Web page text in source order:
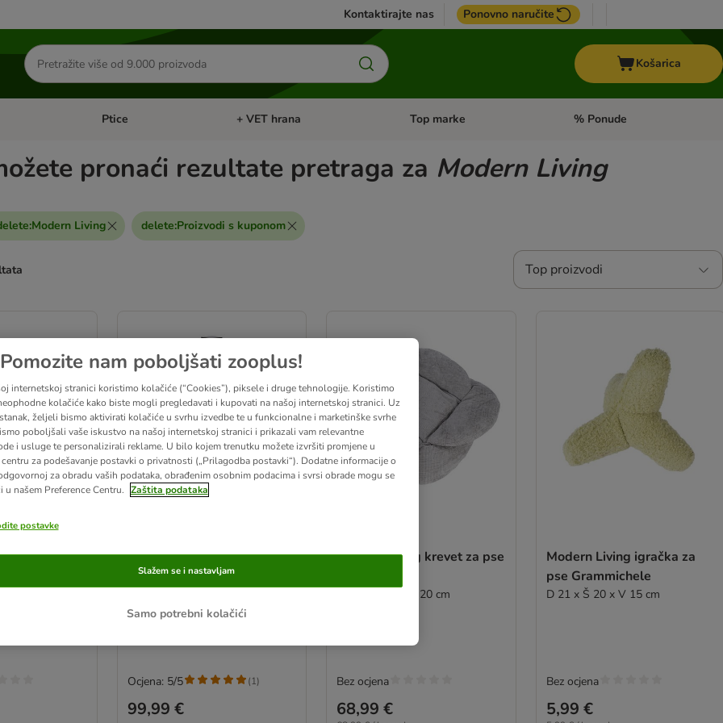
Kontaktirajte nas Ponovno naručite
Traži
proizvode
Košarica
Pregled kategorija: Male životinje
Ptice Pregled kategorija: Ptice
+ VET hrana Pregled kategorija: + VET hrana
Top marke Pregled kategorija: Top marke
% Ponude
pronaći rezultate pretraga za Modern Living
:Modern Living delete:Proizvodi s kuponom
Top proizvodi
Modern Living grebalica
Sered
99,99 €
Ocjena: 5/5 (1)
Modern Living krevet za pse
D 85 x Š 85 x V 20 cm
68,99 €
Bez ocjena
Modern Living igračka za
pse Grammichele
D 21 x Š 20 x V 15 cm
5,99 €
Bez ocjena
Pomozite nam poboljšati zooplus!
internetskoj stranici koristimo kolačiće (“Cookies”), piksele i druge tehnologije. Koristimo
kolačiće kako biste mogli pregledavati i kupovati na našoj internetskoj stranici. Uz
željeli bismo aktivirati kolačiće u svrhu izvedbe te u funkcionalne i marketinške svrhe
poboljšali vaše iskustvo na našoj internetskoj stranici i prikazali vam relevantne
i usluge te personalizirali reklame. U bilo kojem trenutku možete izvršiti promjene u
centru za podešavanje postavki o privatnosti („Prilagodba postavki“). Dodatne informacije o
za obradu vaših podataka, obrađenim osobnim podacima i svrsi obrade mogu se
u našem Preference Centru. Zaštita podataka
postavke
Samo potrebni kolačići
Slažem se i nastavljam